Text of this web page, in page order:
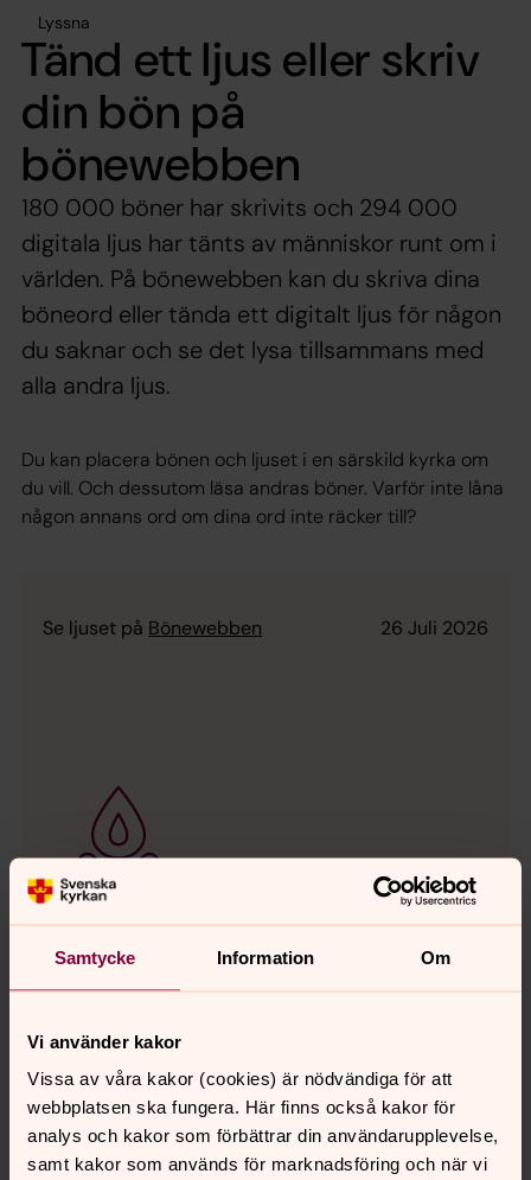
Samtycke Information Om
Vi använder kakor
Vissa av våra kakor (cookies) är nödvändiga för att
webbplatsen ska fungera. Här finns också kakor för
analys och kakor som förbättrar din användarupplevelse,
samt kakor som används för marknadsföring och när vi
Lyssna
Tänd ett ljus eller skriv
din bön på
bönewebben
180 000 böner har skrivits och 294 000
digitala ljus har tänts av människor runt om i
världen. På bönewebben kan du skriva dina
böneord eller tända ett digitalt ljus för någon
du saknar och se det lysa tillsammans med
alla andra ljus.
Du kan placera bönen och ljuset i en särskild kyrka om
du vill. Och dessutom läsa andras böner. Varför inte låna
någon annans ord om dina ord inte räcker till?
Se ljuset på Bönewebben 26 Juli 2026
Skriv en bön